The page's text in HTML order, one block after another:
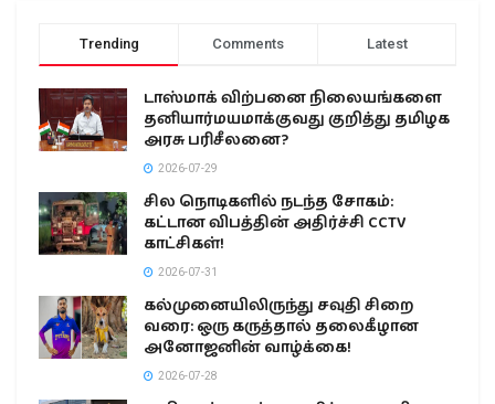
Trending Comments Latest
டாஸ்மாக் விற்பனை நிலையங்களை
தனியார்மயமாக்குவது குறித்து தமிழக
அரசு பரிசீலனை?
2026-07-29
சில நொடிகளில் நடந்த சோகம்:
கட்டான விபத்தின் அதிர்ச்சி CCTV
காட்சிகள்!
2026-07-31
கல்முனையிலிருந்து சவுதி சிறை
வரை: ஒரு கருத்தால் தலைகீழான
அனோஜனின் வாழ்க்கை!
2026-07-28